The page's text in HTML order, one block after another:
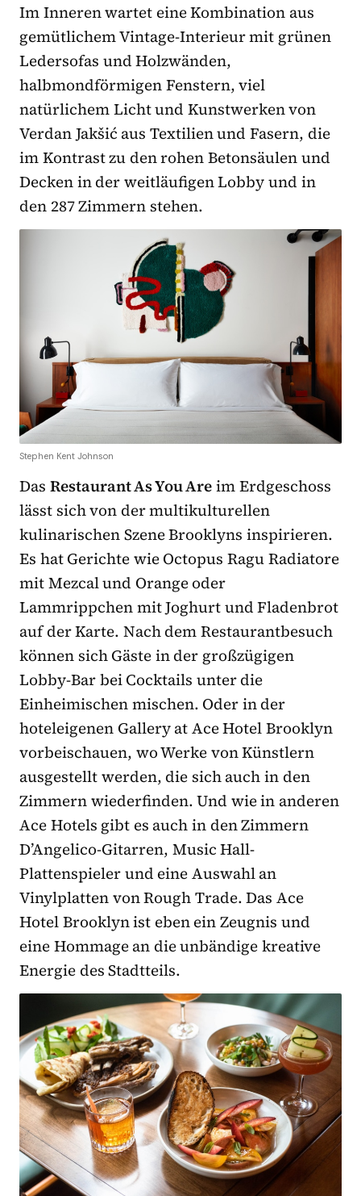
Im Inneren wartet eine Kombination aus
gemütlichem Vintage-Interieur mit grünen
Ledersofas und Holzwänden,
halbmondförmigen Fenstern, viel
natürlichem Licht und Kunstwerken von
Verdan Jakšić aus Textilien und Fasern, die
im Kontrast zu den rohen Betonsäulen und
Decken in der weitläufigen Lobby und in
den 287 Zimmern stehen.
Stephen Kent Johnson
Das Restaurant As You Areim Erdgeschoss
lässt sich von der multikulturellen
kulinarischen Szene Brooklyns inspirieren.
Es hat Gerichte wie Octopus Ragu Radiatore
mit Mezcal und Orange oder
Lammrippchen mit Joghurt und Fladenbrot
auf der Karte. Nach dem Restaurantbesuch
können sich Gäste in der großzügigen
Lobby-Bar bei Cocktails unter die
Einheimischen mischen. Oder in der
hoteleigenen Gallery at Ace Hotel Brooklyn
vorbeischauen, wo Werke von Künstlern
ausgestellt werden, die sich auch in den
Zimmern wiederfinden. Und wie in anderen
Ace Hotels gibt es auch in den Zimmern
D’Angelico-Gitarren, Music Hall-
Plattenspieler und eine Auswahl an
Vinylplatten von Rough Trade. Das Ace
Hotel Brooklyn ist eben ein Zeugnis und
eine Hommage an die unbändige kreative
Energie des Stadtteils.